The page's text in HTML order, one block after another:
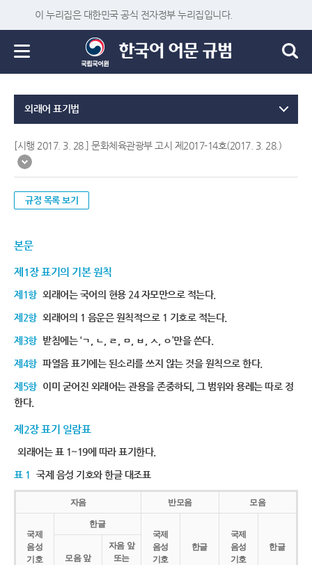
이 누리집은 대한민국 공식 전자정부 누리집입니다.
외래어 표기법
[시행 2017. 3. 28.] 문화체육관광부 고시 제2017-14호(2017. 3. 28.)
규정 목록 보기
본문
제1장 표기의 기본 원칙
제1항 외래어는 국어의 현용 24 자모만으로 적는다.
제2항 외래어의 1 음운은 원칙적으로 1 기호로 적는다.
제3항 받침에는 ‘ㄱ, ㄴ, ㄹ, ㅁ, ㅂ, ㅅ, ㅇ’만을 쓴다.
제4항 파열음 표기에는 된소리를 쓰지 않는 것을 원칙으로 한다.
제5항 이미 굳어진 외래어는 관용을 존중하되, 그 범위와 용례는 따로 정
한다.
제2장 표기 일람표
외래어는 표 1~19에 따라 표기한다.
표 1 국제 음성 기호와 한글 대조표
자음 반모음 모음
국제
음성
기호
한글
국제
음성
기호
한글
국제
음성
기호
한글
모음 앞
자음 앞
또는